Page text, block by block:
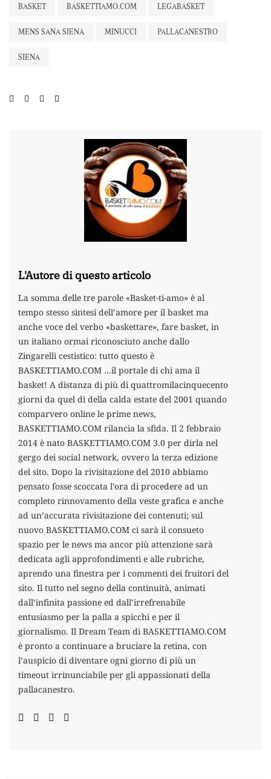
BASKET BASKETTIAMO.COM LEGABASKET
MENS SANA SIENA MINUCCI PALLACANESTRO
SIENA
L'Autore di questo articolo
La somma delle tre parole «Basket-ti-amo» è al
tempo stesso sintesi dell’amore per il basket ma
anche voce del verbo «baskettare», fare basket, in
un italiano ormai riconosciuto anche dallo
Zingarelli cestistico: tutto questo è
BASKETTIAMO.COM …il portale di chi ama il
basket! A distanza di più di quattromilacinquecento
giorni da quel dì della calda estate del 2001 quando
comparvero online le prime news,
BASKETTIAMO.COM rilancia la sfida. Il 2 febbraio
2014 è nato BASKETTIAMO.COM 3.0 per dirla nel
gergo dei social network, ovvero la terza edizione
del sito. Dopo la rivisitazione del 2010 abbiamo
pensato fosse scoccata l’ora di procedere ad un
completo rinnovamento della veste grafica e anche
ad un’accurata rivisitazione dei contenuti; sul
nuovo BASKETTIAMO.COM ci sarà il consueto
spazio per le news ma ancor più attenzione sarà
dedicata agli approfondimenti e alle rubriche,
aprendo una finestra per i commenti dei fruitori del
sito. Il tutto nel segno della continuità, animati
dall’infinita passione ed dall’irrefrenabile
entusiasmo per la palla a spicchi e per il
giornalismo. Il Dream Team di BASKETTIAMO.COM
è pronto a continuare a bruciare la retina, con
l’auspicio di diventare ogni giorno di più un
timeout irrinunciabile per gli appassionati della
pallacanestro.